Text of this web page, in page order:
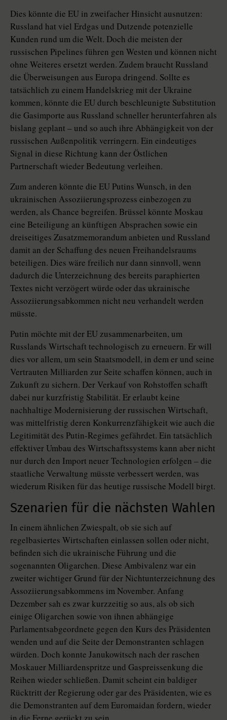
Dies könnte die EU in zweifacher Hinsicht ausnutzen:
Russland hat viel Erdgas und Dutzende potenzielle
Kunden rund um die Welt. Doch die meisten der
russischen Pipelines führen gen Westen und können nicht
ohne Weiteres ersetzt werden. Zudem braucht Russland
die Überweisungen aus Europa dringend. Sollte es
tatsächlich zu einem Handelskrieg mit der Ukraine
kommen, könnte die EU durch beschleunigte Substitution
die Gasimporte aus Russland schneller herunterfahren als
bislang geplant – und so auch ihre Abhängigkeit von der
russischen Außenpolitik verringern. Ein eindeutiges
Signal in diese Richtung kann der Östlichen
Partnerschaft wieder Bedeutung verleihen.
Zum anderen könnte die EU Putins Wunsch, in den
ukrainischen Assoziierungsprozess einbezogen zu
werden, als Chance begreifen. Brüssel könnte Moskau
eine Beteiligung an künftigen Absprachen sowie ein
dreiseitiges Zusatzmemorandum anbieten und Russland
damit an der Schaffung des neuen Freihandelsraums
beteiligen. Dies wäre freilich nur dann sinnvoll, wenn
dadurch die Unterzeichnung des bereits paraphierten
Textes nicht verzögert würde oder das ukrainische
Assoziierungsabkommen nicht neu verhandelt werden
müsste.
Putin möchte mit der EU zusammenarbeiten, um
Russlands Wirtschaft technologisch zu erneuern. Er will
dies vor allem, um sein Staatsmodell, in dem er und seine
Vertrauten Milliarden zur Seite schaffen können, auch in
Zukunft zu sichern. Der Verkauf von Rohstoffen schafft
dabei nur kurzfristig Stabilität. Er erlaubt keine
nachhaltige Modernisierung der russischen Wirtschaft,
was mittelfristig deren Konkurrenzfähigkeit wie auch die
Legitimität des Putin-Regimes gefährdet. Ein tatsächlich
effektiver Umbau des Wirtschaftssystems kann aber nicht
nur durch den Import neuer Technologien erfolgen – die
staatliche Verwaltung müsste verbessert werden, was
wiederum Risiken für das heutige russische Modell birgt.
Szenarien für die nächsten Wahlen
In einem ähnlichen Zwiespalt, ob sie sich auf
regelbasiertes Wirtschaften einlassen sollen oder nicht,
befinden sich die ukrainische Führung und die
sogenannten Oligarchen. Diese Ambivalenz war ein
zweiter wichtiger Grund für der Nichtunterzeichnung des
Assoziierungsabkommens im November. Anfang
Dezember sah es zwar kurzzeitig so aus, als ob sich
einige Oligarchen sowie von ihnen abhängige
Parlamentsabgeordnete gegen den Kurs des Präsidenten
wenden und auf die Seite der Demonstranten schlagen
würden. Doch konnte Janukowitsch nach der raschen
Moskauer Milliardenspritze und Gaspreissenkung die
Reihen wieder schließen. Damit scheint ein baldiger
Rücktritt der Regierung oder gar des Präsidenten, wie es
die Demonstranten auf dem Euromaidan fordern, wieder